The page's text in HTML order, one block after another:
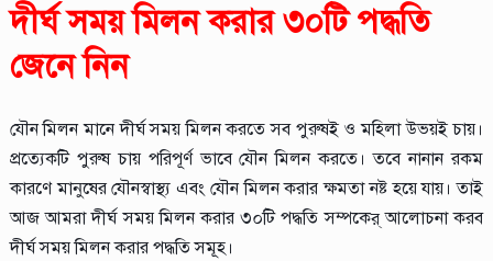
দীর্ঘ সময় মিলন করার ৩০টি পদ্ধতি
জেনে নিন
যৌন মিলন মানে দীর্ঘ সময় মিলন করতে সব পুরুষই ও মহিলা উভয়ই চায়।
প্রত্যেকটি পুরুষ চায় পরিপূর্ণ ভাবে যৌন মিলন করতে। তবে নানান রকম
কারণে মানুষের যৌনস্বাস্থ্য এবং যৌন মিলন করার ক্ষমতা নষ্ট হয়ে যায়। তাই
আজ আমরা দীর্ঘ সময় মিলন করার ৩০টি পদ্ধতি সম্পকের্ আলোচনা করব
দীর্ঘ সময় মিলন করার পদ্ধতি সমূহ।